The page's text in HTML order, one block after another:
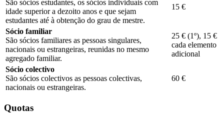
São sócios estudantes, os sócios individuais com
idade superior a dezoito anos e que sejam
estudantes até à obtenção do grau de mestre.
15 €
Sócio familiar
São sócios familiares as pessoas singulares,
nacionais ou estrangeiras, reunidas no mesmo
agregado familiar.
25 € (1º), 15 €
cada elemento
adicional
Sócio colectivo
São sócios colectivos as pessoas colectivas,
nacionais ou estrangeiras.
60 €
Quotas